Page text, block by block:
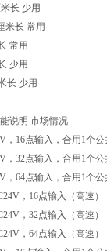
长 少用
米长 常用
常用
少用
长 少用
说明 市场情况
， 16点输入，合用 1个公
， 32点输入，合用 1个公
， 64点输入，合用 1个公
， 16点输入（高速）
， 32点输入（高速）
， 64点输入（高速）